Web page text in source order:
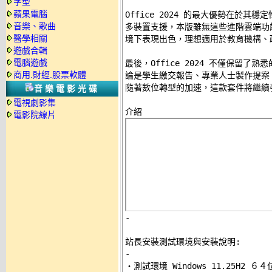
蘋果電腦
音樂、歌曲
醫學相關
遊戲合輯
電腦遊戲
商用.財經.股票軟體
音樂電影光碟
電視劇影集
電影院線片
Office 2024 的最大優勢在於其穩
多裝置支援，本版雖無這些進階雲端
境下表現出色，理想適用於教育機構
最後，Office 2024 不僅保留了熟悉
論是學生繳交報告、專業人士製作提
隨著數位轉型的加速，這款套件將繼
-
站長安裝測試環境與安裝說明:
-
‧測試環境 Windows 11.25H2 ６４